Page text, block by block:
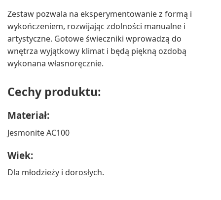
Zestaw pozwala na eksperymentowanie z formą i
wykończeniem, rozwijając zdolności manualne i
artystyczne. Gotowe świeczniki wprowadzą do
wnętrza wyjątkowy klimat i będą piękną ozdobą
wykonana własnoręcznie.
Cechy produktu:
Materiał:
Jesmonite AC100
Wiek:
Dla młodzieży i dorosłych.